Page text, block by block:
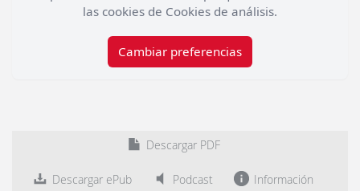
las cookies de Cookies de análisis.
Cambiar preferencias
Descargar PDF
Descargar ePub Podcast Información